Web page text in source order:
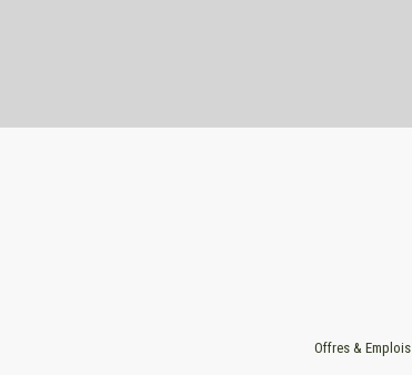
Offres & Emplois